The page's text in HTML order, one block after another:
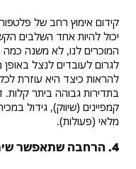
קידום אימוץ רחב של
יכול להיות אחד השלבים
המוכרים לנו, לא משנה
לגרום לעובדים לנצל
להראות כיצד היא עוזרת
בתדירות גבוהה ביתר קלות.
קמפיינים (שיווק), גידול
מלאי (פעולות).
4. הרחבה שתאפשר שימושים מתקדמים יותר